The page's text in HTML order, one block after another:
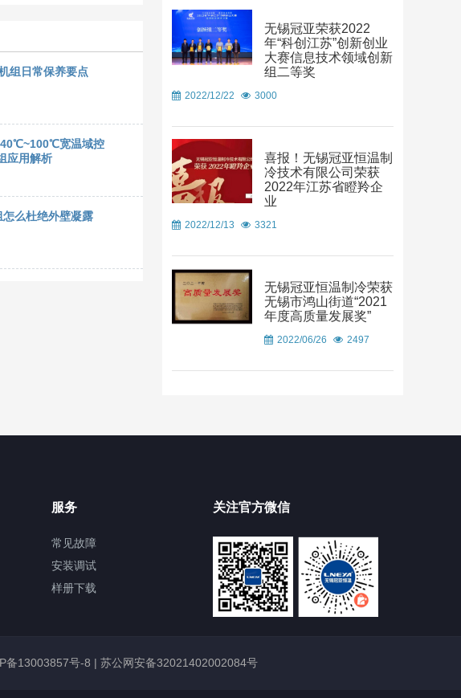
组日常保养要点
40℃~100℃宽温域控
应用解析
么杜绝外壁凝露
无锡冠亚荣获2022
年“科创江苏”创新创业
大赛信息技术领域创新
组二等奖
2022/12/22 3000
喜报！无锡冠亚恒温制
冷技术有限公司荣获
2022年江苏省瞪羚企
业
2022/12/13 3321
无锡冠亚恒温制冷荣获
无锡市鸿山街道“2021
年度高质量发展奖”
2022/06/26 2497
服务
常见故障
安装调试
样册下载
关注官方微信
备13003857号-8 | 苏公网安备32021402002084号